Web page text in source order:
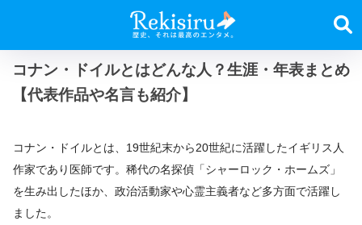
コナン・ドイルとはどんな人？生涯・年表まとめ
【代表作品や名言も紹介】
コナン・ドイルとは、19世紀末から20世紀に活躍したイギリス人
作家であり医師です。稀代の名探偵「シャーロック・ホームズ」
を生み出したほか、政治活動家や心霊主義者など多方面で活躍し
ました。